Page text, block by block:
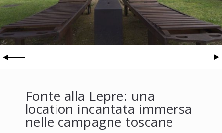
Fonte alla Lepre: una
location incantata immersa
nelle campagne toscane